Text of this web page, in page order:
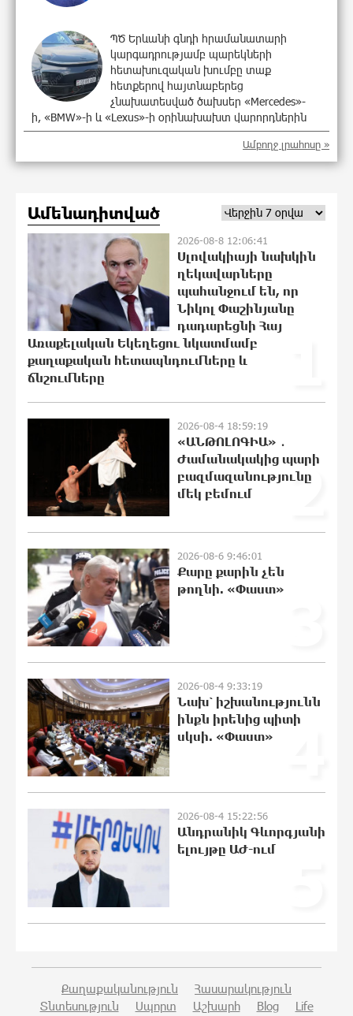
ՊԾ Երևանի գնդի հրամանատարի
կարգադրությամբ պարեկների
հետախուզական խումբը տաք
հետքերով հայտնաբերեց
չնախատեսված ծախսեր «Mercedes»-
ի, «BMW»-ի և «Lexus»-ի օրինախախտ վարորդներին
22:18:21 10-08-2026
անվտանգության ապագան
21:59:34 10-08-2026
Կոնգոյում էբոլայի հաստատված
դեպքերի թիվը գերազանցել է 4200-ը
21:40:44 10-08-2026
Արթուր Ղարիբյանը 2 գնդակ է
21:22:54 10-08-2026
Ամփոփվեցին Junius-ի արդյունքները․
առջևում նոր մրցափուլն է
21:03:19 10-08-2026
Նավթի գները աճել են
21:03:15 10-08-2026
Անձրև, ամպրոպ, քամու ուժգնացում.
ինչ եղանակ է սպասվում առաջիկա
օրերին
Քիշնևը և Կիևն աննախադեպ
առաջընթաց են գրանցել
եվրաինտեգրման գործում.
Ուկրաինայի դեսպան
միջազգային փառատոնում
19:49:28 10-08-2026
Ամբողջ լրահոսը »
Ամենադիտված
2026-08-8 12:06:41
Սլովակիայի նախկին
ղեկավարները
պահանջում են, որ
Նիկոլ Փաշինյանը
դադարեցնի Հայ
Առաքելական Եկեղեցու նկատմամբ
քաղաքական հետապնդումները և
ճնշումները
2
2026-08-4 18:59:19
«ԱՆԹՈԼՈԳԻԱ» ․
Ժամանակակից պարի
բազմազանությունը
մեկ բեմում
2026-08-6 9:46:01
Քարը քարին չեն
թողնի. «Փաստ»
4
2026-08-4 9:33:19
Նախ՝ իշխանությունն
ինքն իրենից պիտի
սկսի. «Փաստ»
2026-08-4 15:22:56
Անդրանիկ Գևորգյանի
ելույթը ԱԺ-ում
Քաղաքականություն
Հասարակություն
Տնտեսություն
Սպորտ Աշխարհ Blog Life